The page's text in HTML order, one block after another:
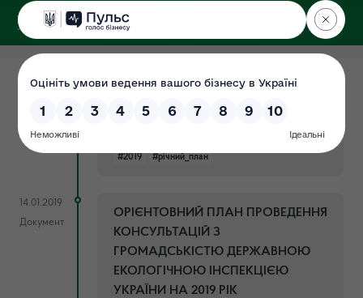
ДЕРЖЕКОІНСПЕКЦІЯ
25.01.2019
Документ
здійснюється без проведення
процедур закупівель на 2019 рік
#2019 #річний_план
14.01.2019
Документ
ОРІЄНТОВНИЙ ПЛАН ПРОВЕДЕННЯ
КОНСУЛЬТАЦІЙ З
ГРОМАДСЬКІСТЮ ДЕРЖАВНОЮ
ЕКОЛОГІЧНОЮ ІНСПЕКЦІЄЮ
УКРАЇНИ НА 2019 РІК